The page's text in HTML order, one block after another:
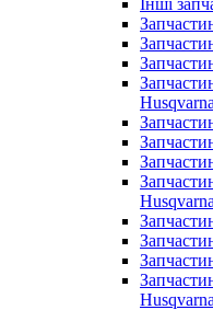
Інші
Husqvarna
Husqvarna
Husqvarna